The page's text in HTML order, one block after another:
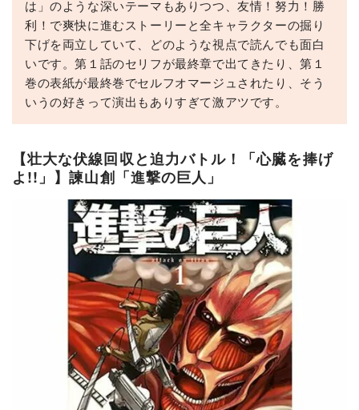
は」のような深いテーマもありつつ、友情！努力！勝
利！で爽快に進むストーリーと全キャラクターの掘り
下げを両立していて、どのような視点で読んでも面白
いです。第１話のセリフが最終章で出てきたり、第１
巻の表紙が最終巻でセルフオマージュされたり、そう
いうの好きって演出もありすぎて激アツです。
【壮大な伏線回収と迫力バトル！「心臓を捧げ
よ!!」】諫山創「進撃の巨人」